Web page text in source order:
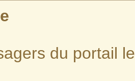
du portail